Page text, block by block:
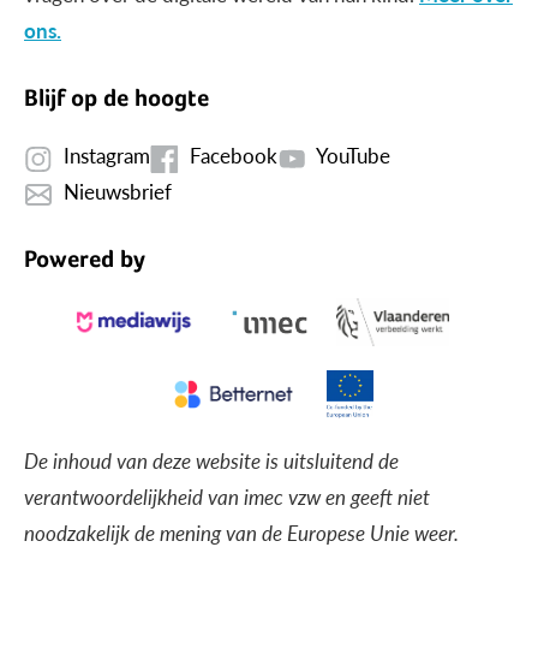
ons.
Blijf op de hoogte
Instagram Facebook
YouTube
Nieuwsbrief
Powered by
De inhoud van deze website is uitsluitend de
verantwoordelijkheid van imec vzw en geeft niet
noodzakelijk de mening van de Europese Unie weer.